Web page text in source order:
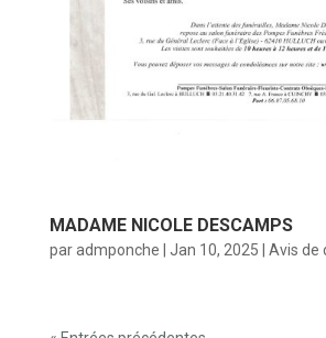
MADAME NICOLE DESCAMPS
paradmponche Jan 10, 2025 Avis de